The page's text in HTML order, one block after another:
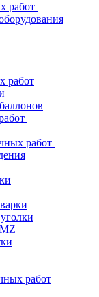
работ
работ
работ
работ